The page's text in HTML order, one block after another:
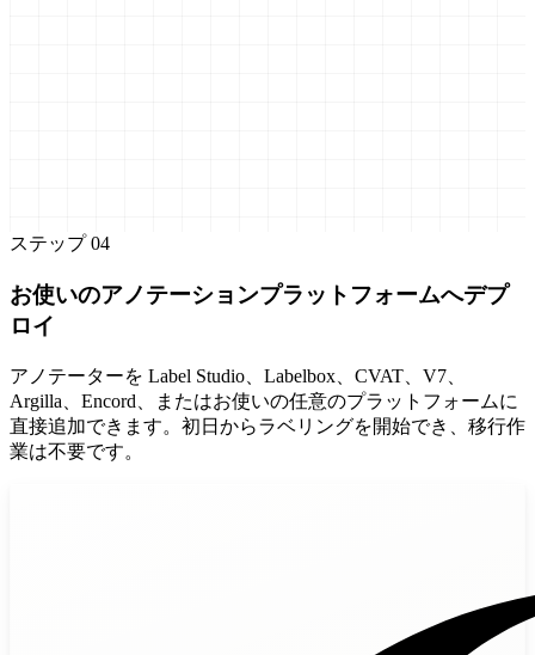
ステップ04
お使いのアノテーションプラットフォームへデプ
ロイ
アノテーターを Label Studio、Labelbox、CVAT、V7、
Argilla、Encord、またはお使いの任意のプラットフォームに
直接追加できます。初日からラベリングを開始でき、移行作
業は不要です。